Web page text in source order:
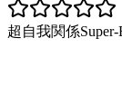
超自我関係